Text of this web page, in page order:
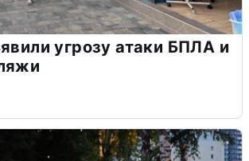
угрозу атаки БПЛА и